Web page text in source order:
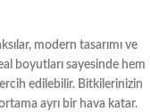
modern tasarımı ve
boyutları sayesinde hem
edilebilir. Bitkilerinizin
ayrı bir hava katar.